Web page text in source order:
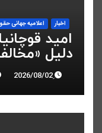
اخبار اعلاميه جهانی
امید
سال